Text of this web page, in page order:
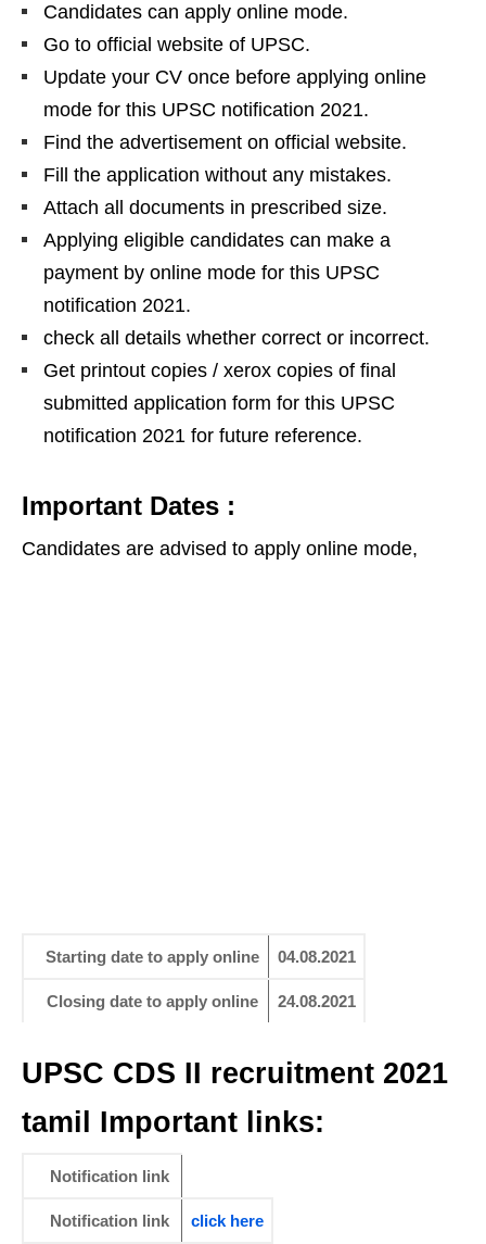
Candidates can apply online mode.
Go to official website of UPSC.
Update your CV once before applying online
mode for this UPSC notification 2021.
Find the advertisement on official website.
Fill the application without any mistakes.
Attach all documents in prescribed size.
Applying eligible candidates can make a
payment by online mode for this UPSC
notification 2021.
check all details whether correct or incorrect.
Get printout copies / xerox copies of final
submitted application form for this UPSC
notification 2021 for future reference.
Important Dates :
Candidates are advised to apply online mode,
Starting date to apply online 04.08.2021
Closing date to apply online 24.08.2021
UPSC CDS II recruitment 2021
tamil
Important links:
Notification link
Notification link click here